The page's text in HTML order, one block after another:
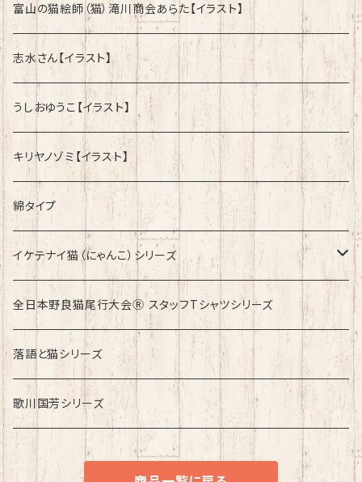
富山の猫絵師（猫）滝川商会あらた【イラスト】
志水さん【イラスト】
うしおゆうこ【イラスト】
キリヤノゾミ【イラスト】
綿タイプ
イケテナイ猫（にゃんこ）シリーズ
ロンドンバスに乗りたい！
全日本野良猫尾行大会Ⓡ スタッフTシャツシリーズ
落語と猫シリーズ
歌川国芳シリーズ